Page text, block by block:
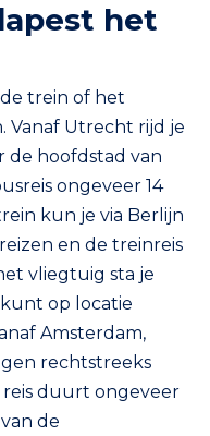
13e eeuw, toen
R
het
trein of het
Vanaf Utrecht rijd je
de hoofdstad van
ongeveer 14
kun je via Berlijn
en de treinreis
vliegtuig sta je
op locatie
Amsterdam,
rechtstreeks
reis duurt ongeveer
de